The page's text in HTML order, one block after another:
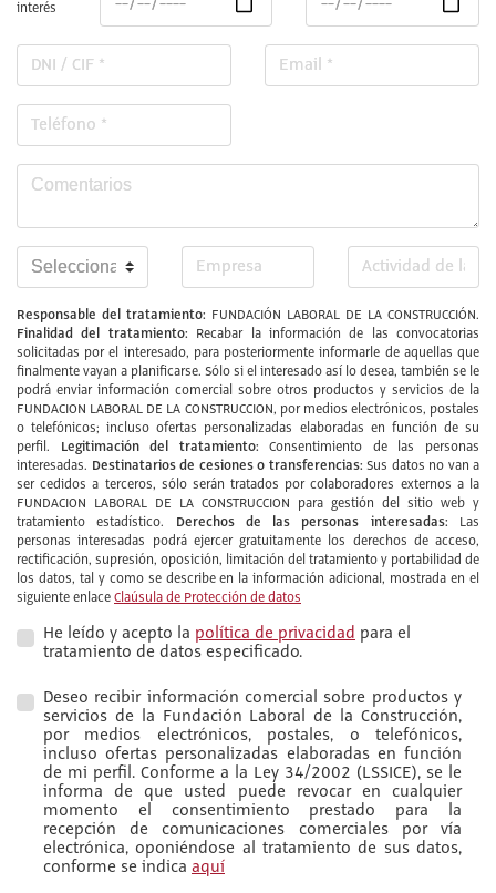
interés
Responsable del tratamiento: FUNDACIÓN LABORAL DE LA CONSTRUCCIÓN.
Finalidad del tratamiento: Recabar la información de las convocatorias
solicitadas por el interesado, para posteriormente informarle de aquellas que
finalmente vayan a planificarse. Sólo si el interesado así lo desea, también se le
podrá enviar información comercial sobre otros productos y servicios de la
FUNDACION LABORAL DE LA CONSTRUCCION, por medios electrónicos, postales
o telefónicos; incluso ofertas personalizadas elaboradas en función de su
perfil.
Legitimación del tratamiento: Consentimiento de las personas
interesadas. Destinatarios de cesiones o transferencias: Sus datos no van a
ser cedidos a terceros, sólo serán tratados por colaboradores externos a la
FUNDACION LABORAL DE LA CONSTRUCCION para gestión del sitio web y
tratamiento estadístico.
Derechos de las personas interesadas: Las
personas interesadas podrá ejercer gratuitamente los derechos de acceso,
rectificación, supresión, oposición, limitación del tratamiento y portabilidad de
los datos, tal y como se describe en la información adicional, mostrada en el
siguiente enlace Claúsula de Protección de datos
He leído y acepto la política de privacidad para el
tratamiento de datos especificado.
Deseo recibir información comercial sobre productos y
servicios de la Fundación Laboral de la Construcción,
por medios electrónicos, postales, o telefónicos,
incluso ofertas personalizadas elaboradas en función
de mi perfil. Conforme a la Ley 34/2002 (LSSICE), se le
informa de que usted puede revocar en cualquier
momento el consentimiento prestado para la
recepción de comunicaciones comerciales por vía
electrónica, oponiéndose al tratamiento de sus datos,
conforme se indica aquí